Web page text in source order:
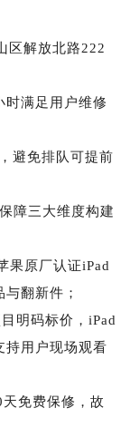
区解放北路222
满足用户维修
避免排队可提前
障三大维度构建
原厂认证iPad
翻新件；
明码标价，iPad
持用户现场观看
免费保修，故